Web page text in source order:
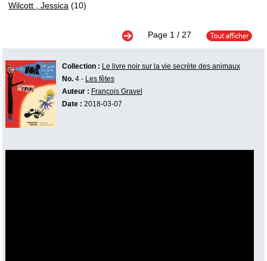
Wilcott , Jessica (10)
Page 1/ 27
Collection : Le livre noir sur la vie secrète des animaux
No.4 - Les fêtes
Auteur : François Gravel
Date : 2018-03-07